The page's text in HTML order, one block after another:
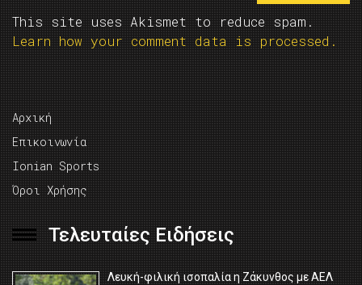
This site uses Akismet to reduce spam.
Learn how your comment data is processed.
Αρχική
Επικοινωνία
Ionian Sports
Όροι Χρήσης
Τελευταίες Ειδήσεις
Λευκή-φιλική ισοπαλία η Ζάκυνθος με ΑΕΛ